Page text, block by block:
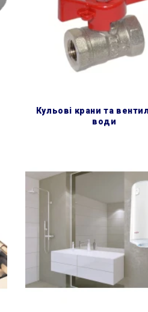
кульові крани та вентилі для
води